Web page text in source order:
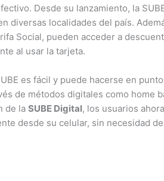
Desde su lanzamiento, la
diversas localidades del país.
Social, pueden acceder a
al usar la tarjeta.
es fácil y puede hacerse en
de métodos digitales como home
de laSUBE Digital, los usuarios
desde su celular, sin necesidad